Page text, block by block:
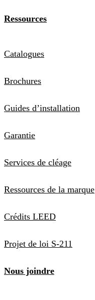
Ressources
Catalogues
Brochures
Guides d’installation
Garantie
Services de cléage
Ressources de la marque
Crédits LEED
Projet de loi S-211
Nous joindre